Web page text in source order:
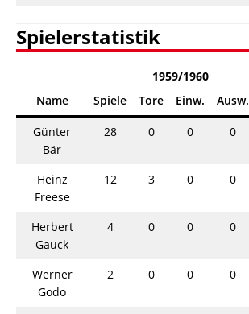
Spielerstatistik
1959/1960
Name
Spiele Tore Einw. Ausw.
Günter
Bär
28 0 0 0
Heinz
Freese
12 3 0 0
Herbert
Gauck
4 0 0 0
Werner
Godo
2 0 0 0